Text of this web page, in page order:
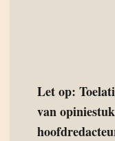
Let op:
van